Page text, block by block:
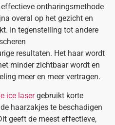
ontharingsmethode
overal op het gezicht en
In tegenstelling tot andere
resultaten. Het haar wordt
minder zichtbaar wordt en
meer en meer vertragen.
ice lasergebruikt korte
haarzakjes te beschadigen
geeft de meest effectieve,